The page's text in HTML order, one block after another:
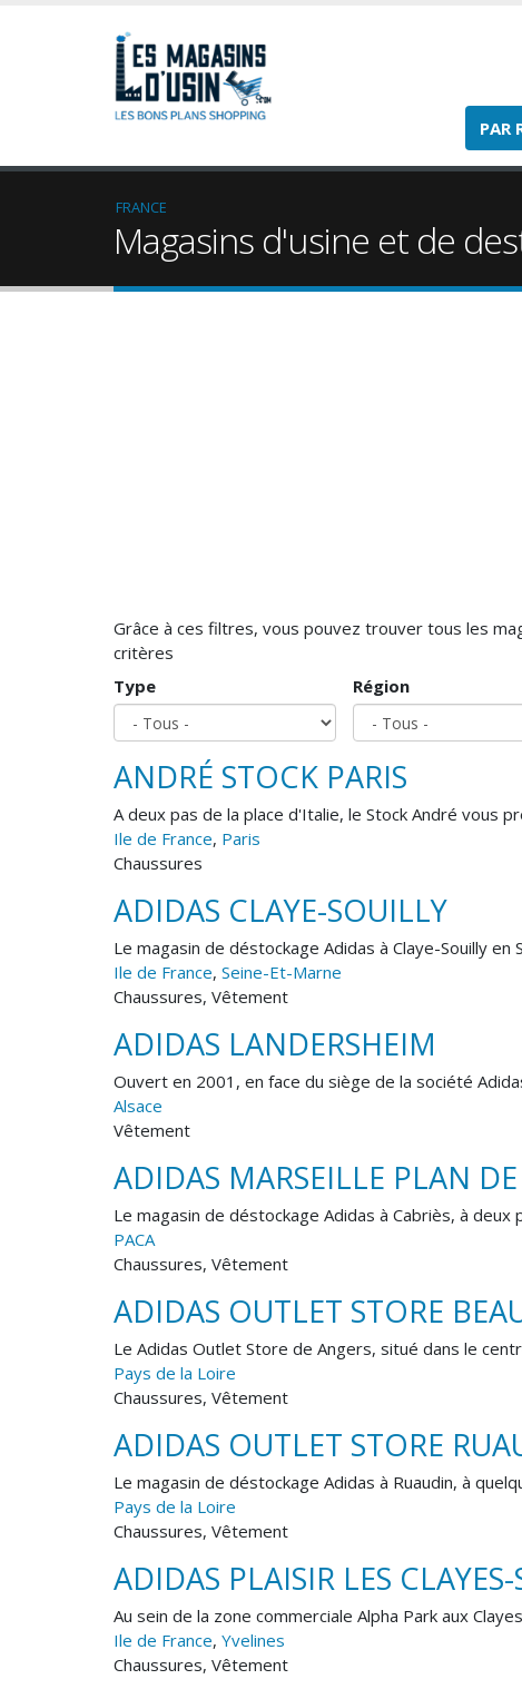
PAR
FRANCE
Magasins d'usine et de
Grâce à ces filtres, vous pouvez trouver tous les
critères
Type
Région
ANDRÉ STOCK PARIS
A deux pas de la place d'Italie, le Stock André vous
Ile de France, Paris
Chaussures
ADIDAS CLAYE-SOUILLY
Le magasin de déstockage Adidas à Claye-Souilly
Ile de France, Seine-Et-Marne
Chaussures, Vêtement
ADIDAS LANDERSHEIM
Ouvert en 2001, en face du siège de la société
Alsace
Vêtement
ADIDAS MARSEILLE PLAN
Le magasin de déstockage Adidas à Cabriès, à
PACA
Chaussures, Vêtement
ADIDAS OUTLET STORE
Le Adidas Outlet Store de Angers, situé dans le
Pays de la Loire
Chaussures, Vêtement
ADIDAS OUTLET STORE
Le magasin de déstockage Adidas à Ruaudin, à
Pays de la Loire
Chaussures, Vêtement
ADIDAS PLAISIR LES
Au sein de la zone commerciale Alpha Park aux
Ile de France, Yvelines
Chaussures, Vêtement